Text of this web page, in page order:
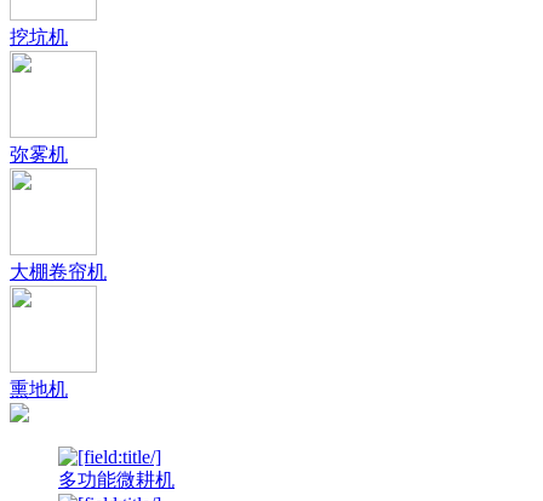
挖坑机
弥雾机
大棚卷帘机
熏地机
多功能微耕机